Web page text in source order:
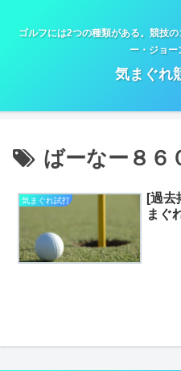
ゴルフには2つの種類がある。競技
ー・ジョー
気まぐれ
ばーなー８６
気まぐれ試打
[過
まぐ